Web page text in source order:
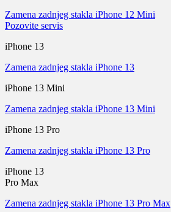
Zamena zadnjeg stakla iPhone 12 Mini
Pozovite servis
iPhone 13
Zamena zadnjeg stakla iPhone 13
iPhone 13 Mini
Zamena zadnjeg stakla iPhone 13 Mini
iPhone 13 Pro
Zamena zadnjeg stakla iPhone 13 Pro
iPhone 13
Pro Max
Zamena zadnjeg stakla iPhone 13 Pro Max